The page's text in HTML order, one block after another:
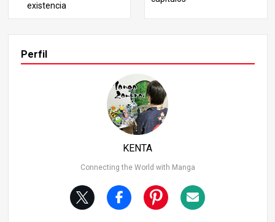
posa de un ala”. Tras el arco de la aldea de los herreros, l
a historia se trasladó rápidamente al arco del entrenami
ento de Hashira sin cubrir los últimos acontecimientos d
e la aldea, lo que dejó a muchos fans con curiosidad. En
“One-Winged Butterfly”, vemos una conmovedora histori
a que muestra la amistad entre Muichiro, que recuperó l
a memoria en el arco de la aldea de los herreros, y Kotet
existencia
Perfil
KENTA
Connecting the World with Manga